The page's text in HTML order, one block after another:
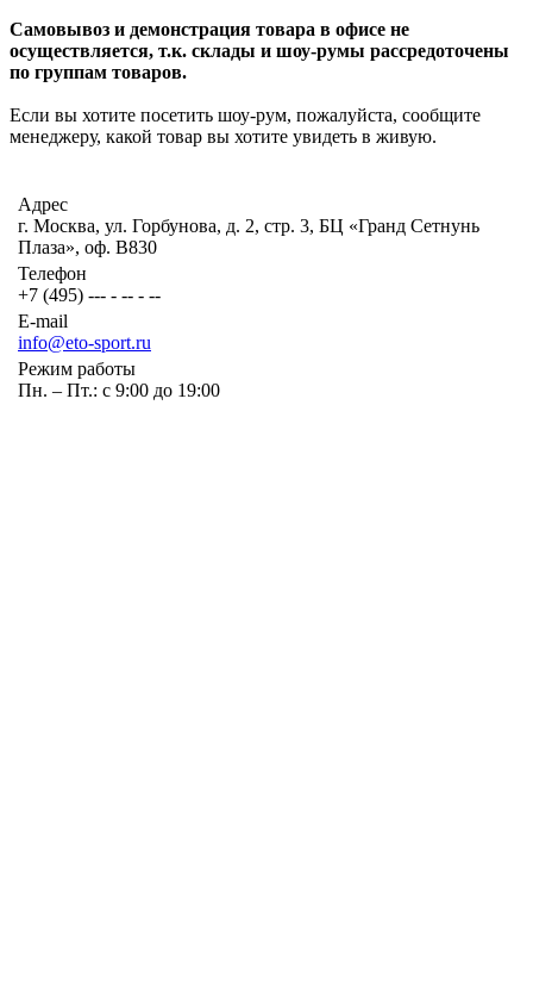
Самовывоз и демонстрация товара в офисе не
осуществляется, т.к. склады и шоу-румы рассредоточены
по группам товаров.
Если вы хотите посетить шоу-рум, пожалуйста, сообщите
менеджеру, какой товар вы хотите увидеть в живую.
Адрес
г. Москва, ул. Горбунова, д. 2, стр. 3, БЦ «Гранд Сетнунь
Плаза», оф. В830
Телефон
+7 (495) --- - -- - --
E-mail
info@eto-sport.ru
Режим работы
Пн. – Пт.: с 9:00 до 19:00